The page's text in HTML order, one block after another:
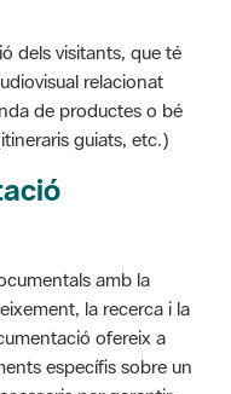
dels visitants, que té
relacionat
de productes o bé
guiats, etc.)
amb la
la recerca i la
ofereix a
específis sobre un